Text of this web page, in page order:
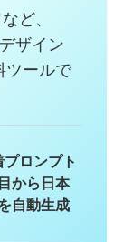
ど、
ザイン
ツールで
ロンプト
から日本
自動生成